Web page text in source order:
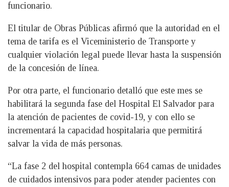
funcionario.
El titular de Obras Públicas afirmó que la autoridad en el
tema de tarifa es el Viceministerio de Transporte y
cualquier violación legal puede llevar hasta la suspensión
de la concesión de línea.
Por otra parte, el funcionario detalló que este mes se
habilitará la segunda fase del Hospital El Salvador para
la atención de pacientes de covid-19, y con ello se
incrementará la capacidad hospitalaria que permitirá
salvar la vida de más personas.
“La fase 2 del hospital contempla 664 camas de unidades
de cuidados intensivos para poder atender pacientes con